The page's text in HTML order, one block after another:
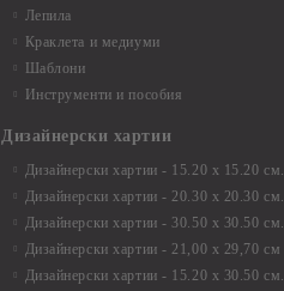
Лепила
Краклета и медиуми
Шаблони
Инструменти и пособия
Дизайнерски хартии
Дизайнерски хартии - 15.20 х 15.20 см.
Дизайнерски хартии - 20.30 х 20.30 см.
Дизайнерски хартии - 30.50 х 30.50 см.
Дизайнерски хартии - 21,00 х 29,70 см
Дизайнерски хартии - 15.20 x 30.50 см.